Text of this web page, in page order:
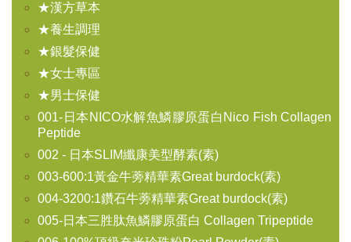
★漢方草本
★養生調理
★銀髮保健
★女士專區
★男士保健
001-日本NICO水解魚鱗膠原蛋白Nico Fish Collagen
Peptide
002 - 日本SLIM纖康美型酵素(素)
003-600:1黃金牛蒡精華素Great burdock(素)
004-3200:1鑽石牛蒡精華素Great burdock(素)
005-日本三胜肽魚鱗膠原蛋白 Collagen Tripeptide